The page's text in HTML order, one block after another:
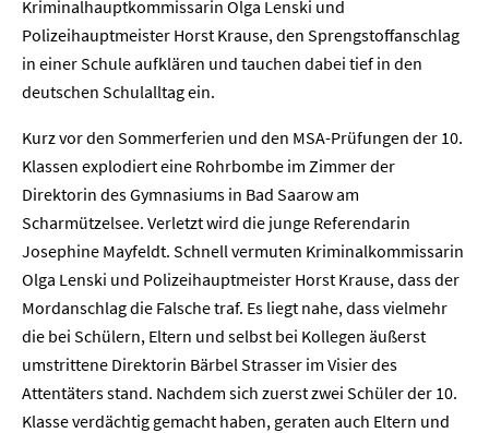
Kriminalhauptkommissarin Olga Lenski und
Polizeihauptmeister Horst Krause, den Sprengstoffanschlag
in einer Schule aufklären und tauchen dabei tief in den
deutschen Schulalltag ein.
Kurz vor den Sommerferien und den MSA-Prüfungen der 10.
Klassen explodiert eine Rohrbombe im Zimmer der
Direktorin des Gymnasiums in Bad Saarow am
Scharmützelsee. Verletzt wird die junge Referendarin
Josephine Mayfeldt. Schnell vermuten Kriminalkommissarin
Olga Lenski und Polizeihauptmeister Horst Krause, dass der
Mordanschlag die Falsche traf. Es liegt nahe, dass vielmehr
die bei Schülern, Eltern und selbst bei Kollegen äußerst
umstrittene Direktorin Bärbel Strasser im Visier des
Attentäters stand. Nachdem sich zuerst zwei Schüler der 10.
Klasse verdächtig gemacht haben, geraten auch Eltern und